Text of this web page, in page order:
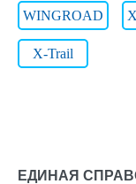
WINGROAD
X-Trail
ЕДИНАЯ